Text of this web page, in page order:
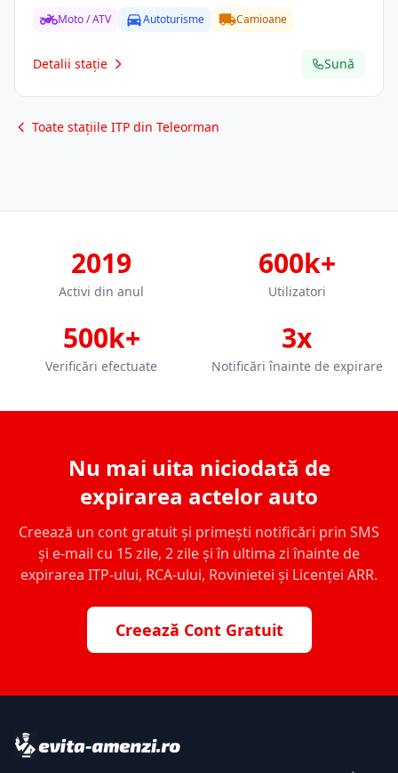
Moto / ATV Autoturisme Camioane
Detalii stație Sună
Toate stațiile ITP din Teleorman
2019
Activi din anul
600k+
Utilizatori
500k+
Verificări efectuate
3x
Notificări înainte de expirare
Nu mai uita niciodată de
expirarea actelor auto
Creează un cont gratuit și primești notificări prin SMS
și e-mail cu 15 zile, 2 zile și în ultima zi înainte de
expirarea ITP-ului, RCA-ului, Rovinietei și Licenței ARR.
Creează Cont Gratuit